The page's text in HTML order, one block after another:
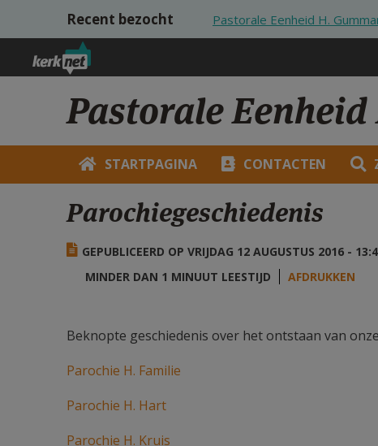
Overslaan en naar de inhoud gaan
Recent bezocht Pastorale Eenheid H.
Pastorale
STARTPAGINA CONTACTEN
Parochiegeschiedenis
GEPUBLICEERD OP VRIJDAG 12 AUGUSTUS 2016 -
MINDER DAN 1 MINUUT LEESTIJD
AFDRUKKEN
Beknopte geschiedenis over het ontstaan van
Parochie H. Familie
Parochie H. Hart
Parochie H. Kruis